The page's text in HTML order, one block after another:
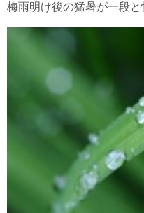
梅雨明け後の猛暑が一段と